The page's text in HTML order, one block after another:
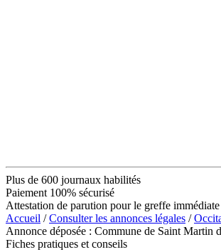
Plus de 600 journaux habilités
Paiement 100% sécurisé
Attestation de parution pour le greffe
Accueil /Consulter les annonces légales /
Annonce déposée : Commune de Saint Martin
Fiches pratiques et conseils